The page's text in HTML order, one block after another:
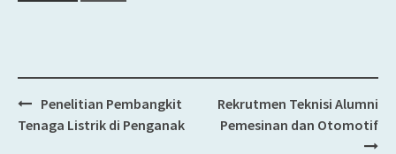
Post
navigation
Penelitian Pembangkit
Tenaga Listrik di Penganak
Rekrutmen Teknisi Alumni
Pemesinan dan Otomotif